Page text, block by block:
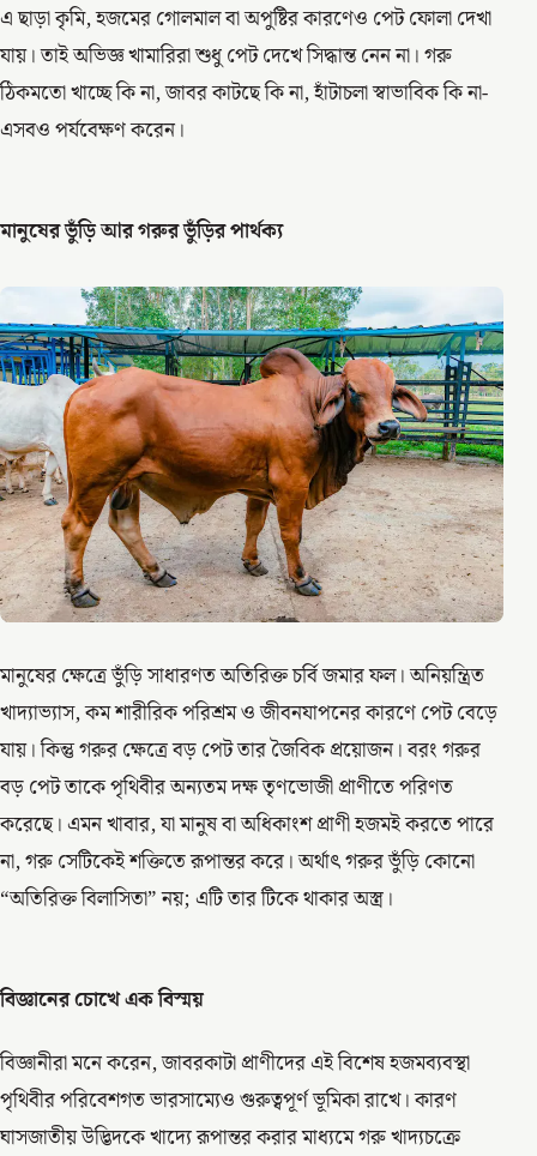
এ ছাড়া কৃমি, হজমের গোলমাল বা অপুষ্টির কারণেও পেট ফোলা দেখা
যায়। তাই অভিজ্ঞ খামারিরা শুধু পেট দেখে সিদ্ধান্ত নেন না। গরু
ঠিকমতো খাচ্ছে কি না, জাবর কাটছে কি না, হাঁটাচলা স্বাভাবিক কি না-
এসবও পর্যবেক্ষণ করেন।
মানুষের ভুঁড়ি আর গরুর ভুঁড়ির পার্থক্য
মানুষের ক্ষেত্রে ভুঁড়ি সাধারণত অতিরিক্ত চর্বি জমার ফল। অনিয়ন্ত্রিত
খাদ্যাভ্যাস, কম শারীরিক পরিশ্রম ও জীবনযাপনের কারণে পেট বেড়ে
যায়। কিন্তু গরুর ক্ষেত্রে বড় পেট তার জৈবিক প্রয়োজন। বরং গরুর
বড় পেট তাকে পৃথিবীর অন্যতম দক্ষ তৃণভোজী প্রাণীতে পরিণত
করেছে। এমন খাবার, যা মানুষ বা অধিকাংশ প্রাণী হজমই করতে পারে
না, গরু সেটিকেই শক্তিতে রূপান্তর করে। অর্থাৎ গরুর ভুঁড়ি কোনো
“অতিরিক্ত বিলাসিতা” নয়; এটি তার টিকে থাকার অস্ত্র।
বিজ্ঞানের চোখে এক বিস্ময়
বিজ্ঞানীরা মনে করেন, জাবরকাটা প্রাণীদের এই বিশেষ হজমব্যবস্থা
পৃথিবীর পরিবেশগত ভারসাম্যেও গুরুত্বপূর্ণ ভূমিকা রাখে। কারণ
ঘাসজাতীয় উদ্ভিদকে খাদ্যে রূপান্তর করার মাধ্যমে গরু খাদ্যচক্রে